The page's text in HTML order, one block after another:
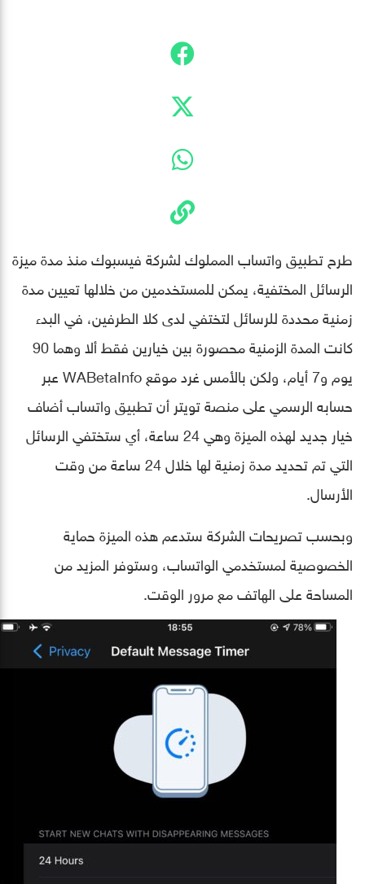
طرح تطبيق واتساب المملوك لشركة فيسبوك منذ مدة ميزة
الرسائل المختفية، يمكن للمستخدمين من خلالها تعيين مدة
زمنية محددة للرسائل لتختفي لدى كلا الطرفين، في البدء
كانت المدة الزمنية محصورة بين خيارين فقط ألا وهما 90
يوم و7 أيام، ولكن بالأمس غرد موقع WABetaInfo عبر
حسابه الرسمي على منصة تويتر أن تطبيق واتساب أضاف
خيار جديد لهذه الميزة وهي 24 ساعة، أي ستختفي الرسائل
التي تم تحديد مدة زمنية لها خلال 24 ساعة من وقت
الأرسال.
وبحسب تصريحات الشركة ستدعم هذه الميزة حماية
الخصوصية لمستخدمي الواتساب، وستوفر المزيد من
المساحة على الهاتف مع مرور الوقت.